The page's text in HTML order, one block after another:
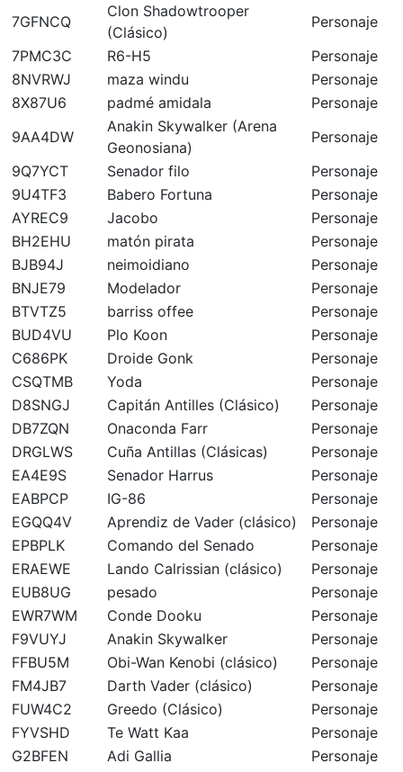
7GFNCQ
Clon Shadowtrooper
(Clásico)
Personaje
7PMC3C
R6-H5
Personaje
8NVRWJ
maza windu
Personaje
8X87U6
padmé amidala
Personaje
9AA4DW
Anakin Skywalker (Arena
Geonosiana)
Personaje
9Q7YCT
Senador filo
Personaje
9U4TF3
Babero Fortuna
Personaje
AYREC9
Jacobo
Personaje
BH2EHU
matón pirata
Personaje
BJB94J
neimoidiano
Personaje
BNJE79
Modelador
Personaje
BTVTZ5
barriss offee
Personaje
BUD4VU
Plo Koon
Personaje
C686PK
Droide Gonk
Personaje
CSQTMB
Yoda
Personaje
D8SNGJ
Capitán Antilles (Clásico)
Personaje
DB7ZQN
Onaconda Farr
Personaje
DRGLWS
Cuña Antillas (Clásicas)
Personaje
EA4E9S
Senador Harrus
Personaje
EABPCP
IG-86
Personaje
EGQQ4V
Aprendiz de Vader (clásico)
Personaje
EPBPLK
Comando del Senado
Personaje
ERAEWE
Lando Calrissian (clásico)
Personaje
EUB8UG
pesado
Personaje
EWR7WM
Conde Dooku
Personaje
F9VUYJ
Anakin Skywalker
Personaje
FFBU5M
Obi-Wan Kenobi (clásico)
Personaje
FM4JB7
Darth Vader (clásico)
Personaje
FUW4C2
Greedo (Clásico)
Personaje
FYVSHD
Te Watt Kaa
Personaje
G2BFEN
Adi Gallia
Personaje